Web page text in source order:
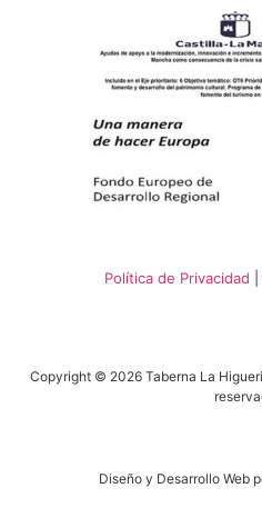
Política de Privacidad
Copyright © 2026 Taberna La
Diseño y Desarrollo Web